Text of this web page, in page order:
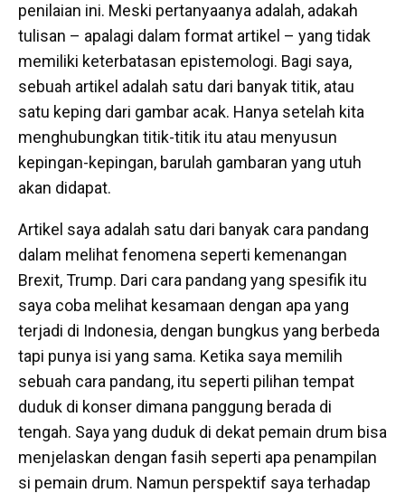
penilaian ini. Meski pertanyaanya adalah, adakah
tulisan – apalagi dalam format artikel – yang tidak
memiliki keterbatasan epistemologi. Bagi saya,
sebuah artikel adalah satu dari banyak titik, atau
satu keping dari gambar acak. Hanya setelah kita
menghubungkan titik-titik itu atau menyusun
kepingan-kepingan, barulah gambaran yang utuh
akan didapat.
Artikel saya adalah satu dari banyak cara pandang
dalam melihat fenomena seperti kemenangan
Brexit, Trump. Dari cara pandang yang spesifik itu
saya coba melihat kesamaan dengan apa yang
terjadi di Indonesia, dengan bungkus yang berbeda
tapi punya isi yang sama. Ketika saya memilih
sebuah cara pandang, itu seperti pilihan tempat
duduk di konser dimana panggung berada di
tengah. Saya yang duduk di dekat pemain drum bisa
menjelaskan dengan fasih seperti apa penampilan
si pemain drum. Namun perspektif saya terhadap